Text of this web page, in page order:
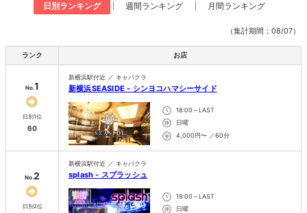
日別ランキング 週間ランキング 月間ランキング
（集計期間：08/07）
ランク お店
No.1
日別1位
60
新横浜駅付近 ／ キャバクラ
新横浜SEASIDE - シンヨコハマシーサイド
18:00～LAST
日曜
4,000円〜 ／60分
No.2
日別2位
新横浜駅付近 ／ キャバクラ
splash - スプラッシュ
19:00～LAST
日曜